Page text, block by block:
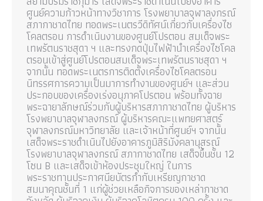
ศูนย์ความก้าวหน้าทางวิชาการ โรงพยาบาลจุฬาลงกรณ์
สภากาชาดไทย ทอดพระเนตรวีดิทัศน์เกี่ยวกับเครื่องไซ
โคลตรอน การดำเนินงานของศูนย์โปรตอน สมเด็จพระ
เทพรัตนราชสุดา ฯ และทรงกดปุ่มไฟฟ้านำเครื่องไซโคล
ตรอนเข้าสู่ศูนย์โปรตอนสมเด็จพระเทพรัตนราชสุดา ฯ
จากนั้น ทอดพระเนตรการติดตั้งเครื่องไซโคลตรอน
นิทรรศการความเป็นมาการทำงานของศูนย์ฯ และส่วน
ประกอบของเครื่องเร่งอนุภาคโปรตอน พร้อมทั้งฉาย
พระฉายาลักษณ์ร่วมกับผู้บริหารสภากาชาดไทย ผู้บริหาร
โรงพยาบาลจุฬาลงกรณ์ ผู้บริหารคณะแพทยศาสตร์
จุฬาลงกรณ์มหาวิทยาลัย และเจ้าหน้าที่ศูนย์ฯ จากนั้น
เสด็จพระราชดำเนินไปยังอาคารภูมิสิริมังคลานุสรณ์
โรงพยาบาลจุฬาลงกรณ์ สภากาชาดไทย เสด็จขึ้นชั้น 12
โซน B และเสด็จเข้าห้องประชุมใหญ่ ในการ
พระราชทานประกาศนียบัตรกำกับเหรียญกาชาด
สมนาคุณชั้นที่ 1 แก่ผู้ช่วยเหลือกิจการของเหล่ากาชาด